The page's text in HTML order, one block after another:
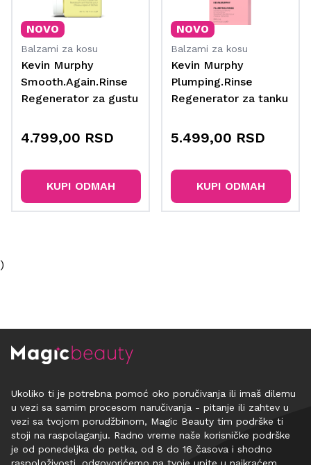
NOVO
Balzami za kosu
Kevin Murphy
Smooth.Again.Rinse
Regenerator za gustu
4.799,00 RSD
KUPI ODMAH
NOVO
Balzami za kosu
Kevin Murphy
Plumping.Rinse
Regenerator za tanku
5.499,00 RSD
KUPI ODMAH
)
Ukoliko ti je potrebna pomoć oko poručivanja ili imaš dilemu
u vezi sa samim procesom naručivanja - pitanje ili zahtev u
vezi sa tvojom porudžbinom, Magic Beauty tim podrške ti
stoji na raspolaganju. Radno vreme naše korisničke podrške
je od ponedeljka do petka, od 8 do 16 časova i shodno
raspoloživosti, odgovorićemo na tvoje upite u najkraćem